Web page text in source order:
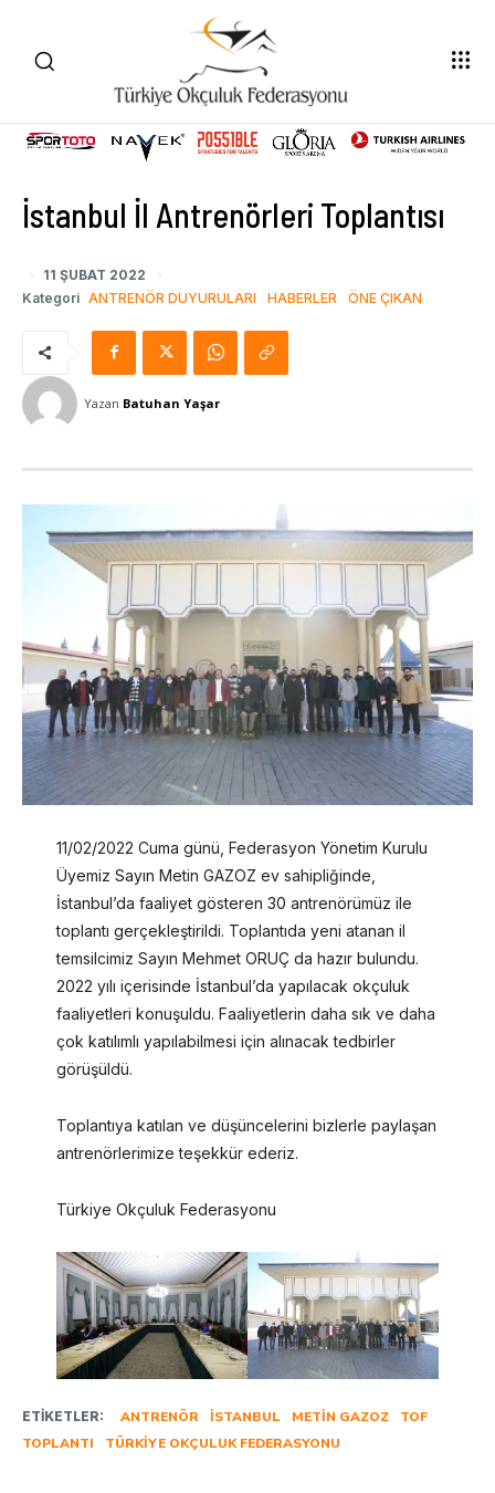
İstanbul İl Antrenörleri Toplantısı
11 ŞUBAT 2022
Kategori ANTRENÖR DUYURULARI HABERLER ÖNE ÇIKAN
Yazan Batuhan Yaşar
11/02/2022 Cuma günü, Federasyon Yönetim Kurulu
Üyemiz Sayın Metin GAZOZ ev sahipliğinde,
İstanbul’da faaliyet gösteren 30 antrenörümüz ile
toplantı gerçekleştirildi. Toplantıda yeni atanan il
temsilcimiz Sayın Mehmet ORUÇ da hazır bulundu.
2022 yılı içerisinde İstanbul’da yapılacak okçuluk
faaliyetleri konuşuldu. Faaliyetlerin daha sık ve daha
çok katılımlı yapılabilmesi için alınacak tedbirler
görüşüldü.
Toplantıya katılan ve düşüncelerini bizlerle paylaşan
antrenörlerimize teşekkür ederiz.
Türkiye Okçuluk Federasyonu
ETIKETLER: ANTRENÖR İSTANBUL METIN GAZOZ
TOF
TOPLANTI
TÜRKIYE OKÇULUK FEDERASYONU